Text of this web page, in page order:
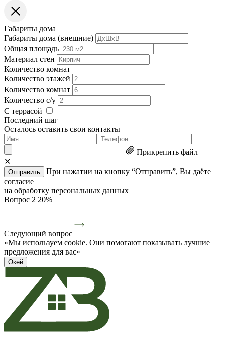
Габариты дома
Габариты дома (внешние)
Общая площадь
Материал стен
Количество комнат
Количество этажей
Количество комнат
Количество с/у
С террасой
Последний шаг
Осталось оставить свои контакты
Прикрепить файл
✕
Отправить
При нажатии на кнопку “Отправить”, Вы даёте
согласие
на обработку персональных данных
Вопрос 2 20%
Следующий вопрос
«Мы используем cookie. Они помогают показывать лучшие
предложения для вас»
Окей